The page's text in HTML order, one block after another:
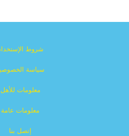
شروط
سياسة
معلومات للأهل
معلومات عامة
إتصل بنا